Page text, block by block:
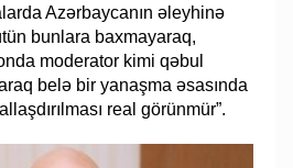
Azərbaycanın əleyhinə
bunlara baxmayaraq,
moderator kimi qəbul
belə bir yanaşma əsasında
real görünmür”.